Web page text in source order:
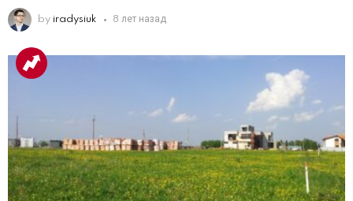
by iradysiuk 8 лет назад